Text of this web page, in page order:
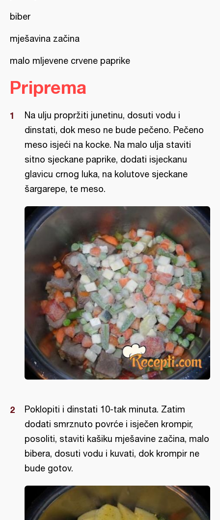
biber
mješavina začina
malo mljevene crvene paprike
Priprema
Na ulju propržiti junetinu, dosuti vodu i
dinstati, dok meso ne bude pečeno. Pečeno
meso isjeći na kocke. Na malo ulja staviti
sitno sjeckane paprike, dodati isjeckanu
glavicu crnog luka, na kolutove sjeckane
šargarepe, te meso.
Poklopiti i dinstati 10-tak minuta. Zatim
dodati smrznuto povrće i isječen krompir,
posoliti, staviti kašiku mješavine začina, malo
bibera, dosuti vodu i kuvati, dok krompir ne
bude gotov.